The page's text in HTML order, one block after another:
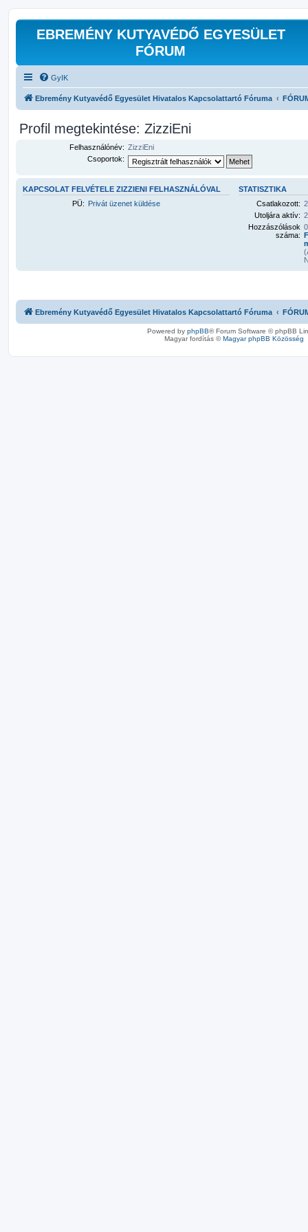
EBREMÉNY KUTYAVÉDŐ EGYESÜLET
FÓRUM
GyIK
Ebremény Kutyavédő Egyesület Hivatalos Kapcsolattartó Fóruma
Profil megtekintése: ZizziEni
Felhasználónév: ZizziEni
Csoportok:
KAPCSOLAT FELVÉTELE ZIZZIENI FELHASZNÁLÓVAL
PÜ: Privát üzenet küldése
STATISZTIKA
Csatlakozott:
Utoljára aktív:
Hozzászólások
száma:
Ebremény Kutyavédő Egyesület Hivatalos Kapcsolattartó Fóruma
Powered by phpBB® Forum Software © phpBB
Magyar fordítás ©Magyar phpBB Közösség